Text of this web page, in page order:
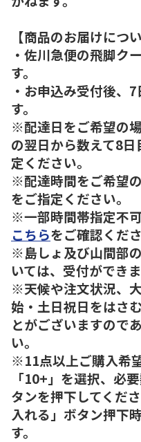
【商品のお届けについ
・佐川急便の飛脚ク
す。
・お申込み受付後、
す。
※配達日をご希望の
の翌日から数えて8
定ください。
※配達時間をご希望
をご指定ください。
※一部時間帯指定不
こちらをご確認くださ
※島しょ及び山間部
いては、受付ができ
※天候や注文状況、
始・土日祝日をはさ
とがございますので
い。
※11点以上ご購入希
「10+」を選択、必
タンを押下してくだ
入れる」ボタン押下
す。